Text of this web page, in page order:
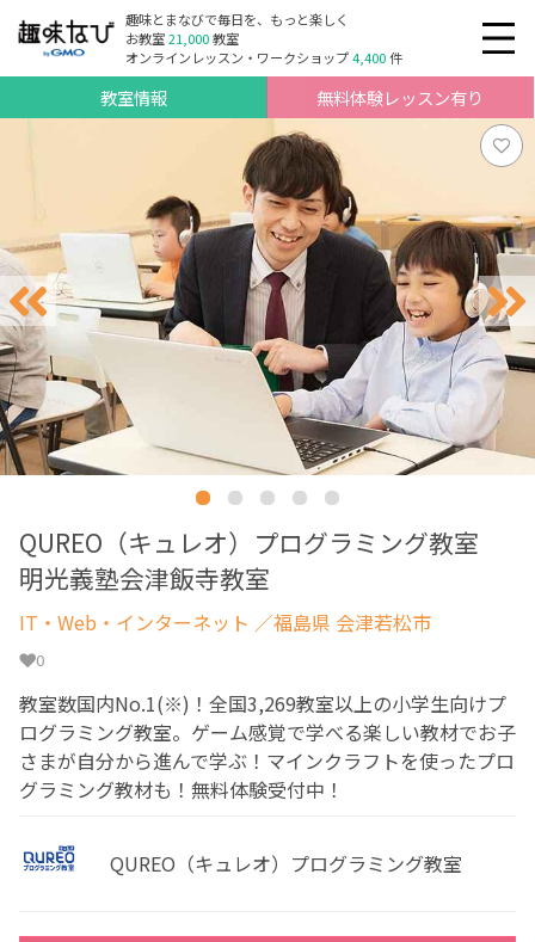
趣味とまなびで毎日を、もっと楽しく
お教室21,000教室
オンラインレッスン・ワークショップ4,400件
教室情報 無料体験レッスン有り
QUREO（キュレオ）プログラミング教室
明光義塾会津飯寺教室
IT・Web・インターネット ／福島県 会津若松市
0
教室数国内No.1(※)！全国3,269教室以上の小学生向けプ
ログラミング教室。ゲーム感覚で学べる楽しい教材でお子
さまが自分から進んで学ぶ！マインクラフトを使ったプロ
グラミング教材も！無料体験受付中！
QUREO（キュレオ）プログラミング教室